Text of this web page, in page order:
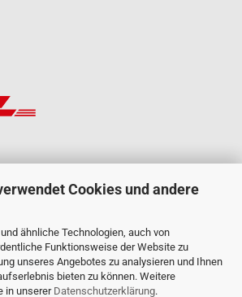
Cookies und andere
ähnliche Technologien, auch von
Funktionsweise der Website zu
unseres Angebotes zu analysieren und Ihnen
bieten zu können. Weitere
in unserer Datenschutzerklärung.